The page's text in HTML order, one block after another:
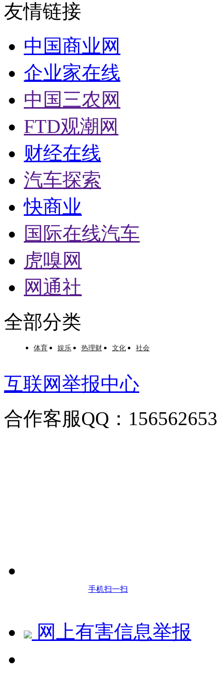
友情链接
中国商业网
企业家在线
中国三农网
FTD观潮网
财经在线
汽车探索
快商业
国际在线汽车
虎嗅网
网通社
全部分类
体育 娱乐 热理财 文化 社会
互联网举报中心
合作客服QQ：156562653
手机扫一扫
网上有害信息举报